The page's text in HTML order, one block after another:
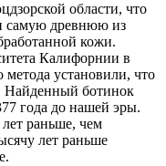
области, что
самую древнюю из
кожи.
Калифорнии в
установили, что
Найденный ботинок
года до нашей эры.
раньше, чем
лет раньше